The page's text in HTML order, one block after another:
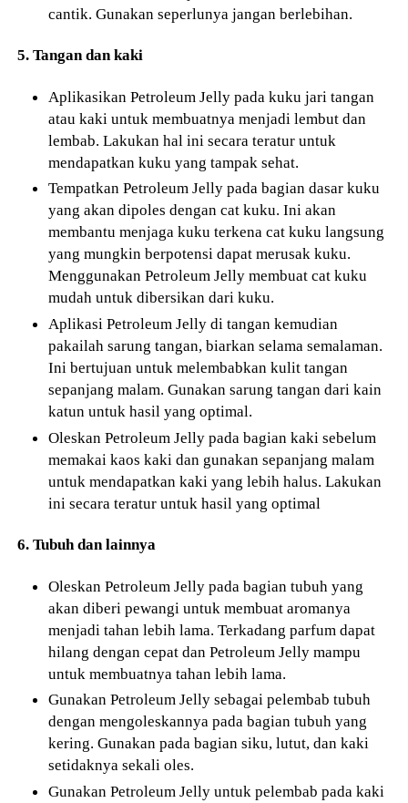
cantik. Gunakan seperlunya jangan berlebihan.
5. Tangan dan kaki
Aplikasikan Petroleum Jelly pada kuku jari tangan
atau kaki untuk membuatnya menjadi lembut dan
lembab. Lakukan hal ini secara teratur untuk
mendapatkan kuku yang tampak sehat.
Tempatkan Petroleum Jelly pada bagian dasar kuku
yang akan dipoles dengan cat kuku. Ini akan
membantu menjaga kuku terkena cat kuku langsung
yang mungkin berpotensi dapat merusak kuku.
Menggunakan Petroleum Jelly membuat cat kuku
mudah untuk dibersikan dari kuku.
Aplikasi Petroleum Jelly di tangan kemudian
pakailah sarung tangan, biarkan selama semalaman.
Ini bertujuan untuk melembabkan kulit tangan
sepanjang malam. Gunakan sarung tangan dari kain
katun untuk hasil yang optimal.
Oleskan Petroleum Jelly pada bagian kaki sebelum
memakai kaos kaki dan gunakan sepanjang malam
untuk mendapatkan kaki yang lebih halus. Lakukan
ini secara teratur untuk hasil yang optimal
6. Tubuh dan lainnya
Oleskan Petroleum Jelly pada bagian tubuh yang
akan diberi pewangi untuk membuat aromanya
menjadi tahan lebih lama. Terkadang parfum dapat
hilang dengan cepat dan Petroleum Jelly mampu
untuk membuatnya tahan lebih lama.
Gunakan Petroleum Jelly sebagai pelembab tubuh
dengan mengoleskannya pada bagian tubuh yang
kering. Gunakan pada bagian siku, lutut, dan kaki
setidaknya sekali oles.
Gunakan Petroleum Jelly untuk pelembab pada kaki